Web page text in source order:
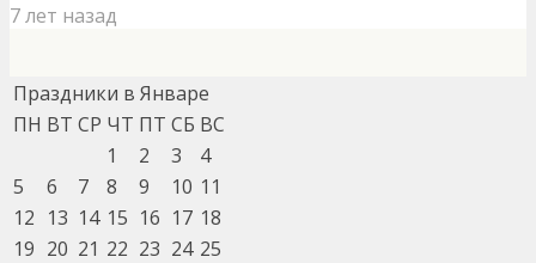
7 лет назад
Праздники в Январе
ПН ВТ СР ЧТ ПТ СБ ВС
1
2 3
4
5
6 7 8 9 10 11
12 13 14 15 16 17 18
19 20 21 22 23 24 25